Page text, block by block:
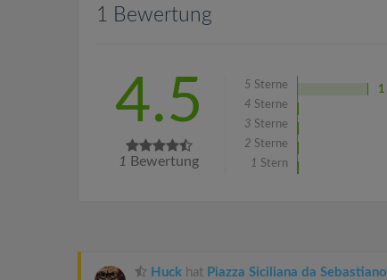
1 Bewertung
4.5
1 Bewertung
5 Sterne
1
4 Sterne
3 Sterne
2 Sterne
1 Stern
Huck hat Piazza Siciliana da Sebastiano